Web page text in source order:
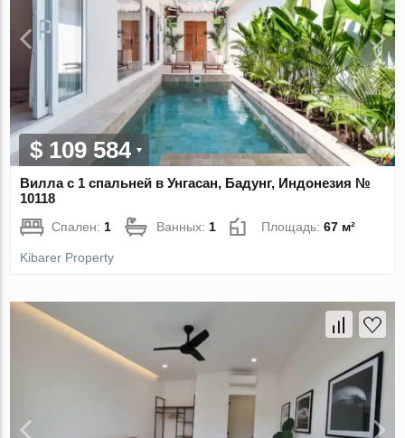
$ 109 584
Вилла с 1 спальней в Унгасан, Бадунг, Индонезия №
10118
Спален: 1 Ванных: 1 Площадь:67 м²
Kibarer Property